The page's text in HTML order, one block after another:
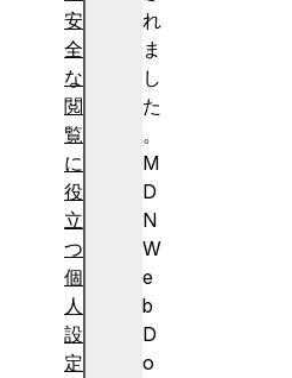
れ
ま
し
た
。
M
D
N
W
e
b
D
o
安
全
な
閲
覧
に
役
立
つ
個
人
設
定